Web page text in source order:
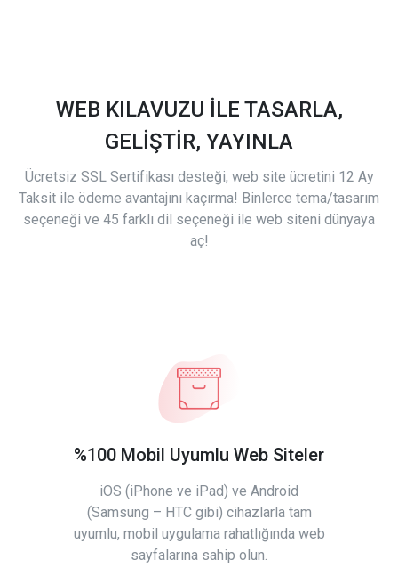
WEB KILAVUZU İLE TASARLA,
GELİŞTİR, YAYINLA
Ücretsiz SSL Sertifikası desteği, web site ücretini 12 Ay
Taksit ile ödeme avantajını kaçırma! Binlerce tema/tasarım
seçeneği ve 45 farklı dil seçeneği ile web siteni dünyaya
aç!
%100 Mobil Uyumlu Web Siteler
iOS (iPhone ve iPad) ve Android
(Samsung – HTC gibi) cihazlarla tam
uyumlu, mobil uygulama rahatlığında web
sayfalarına sahip olun.